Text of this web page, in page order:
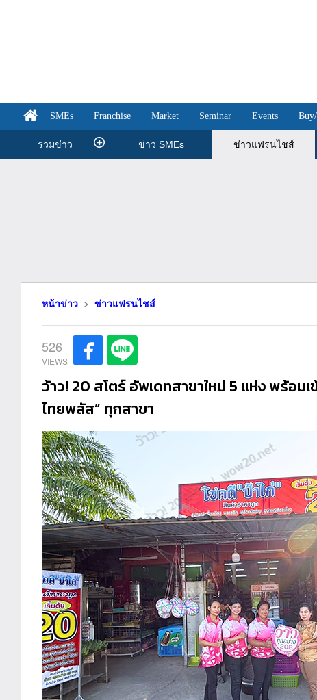
SMEs Franchise Market Seminar Events
รวมข่าว ข่าว SMEs ข่าวแฟรนไชส์
หน้าข่าว ข่าวแฟรนไชส์
526
ว้าว! 20 สโตร์ อัพเดทสาขาใหม่ 5 แห่ง พร้อมเ
ไทยพลัส” ทุกสาขา